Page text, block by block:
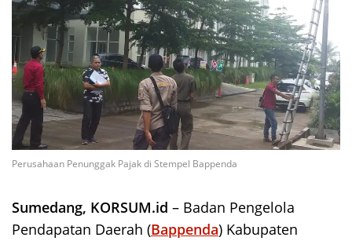
Perusahaan Penunggak Pajak di Stempel Bappenda
Sumedang, KORSUM.id – Badan Pengelola
Pendapatan Daerah (Bappenda) Kabupaten